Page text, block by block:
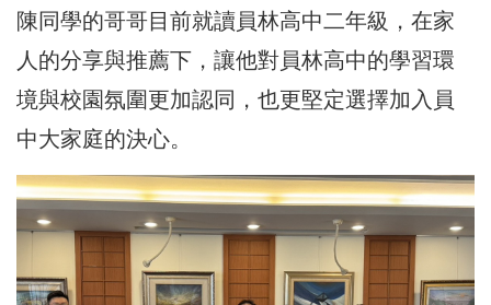
陳同學的哥哥目前就讀員林高中二年級，在家
人的分享與推薦下，讓他對員林高中的學習環
境與校園氛圍更加認同，也更堅定選擇加入員
中大家庭的決心。